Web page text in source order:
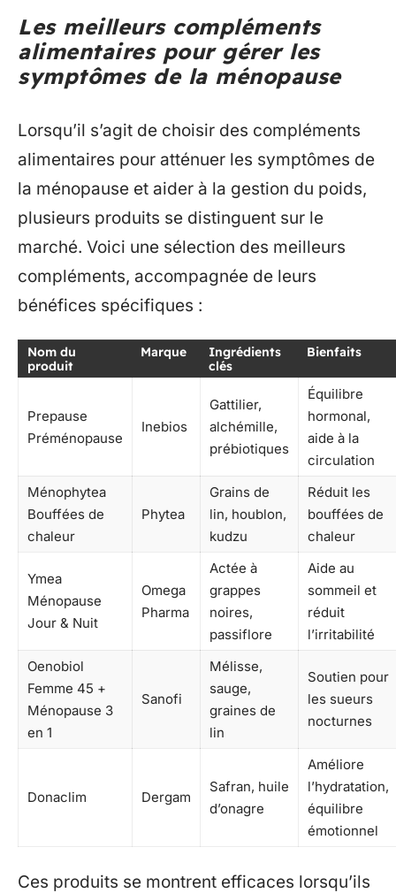
Les meilleurs compléments
alimentaires pour gérer les
symptômes de la ménopause
Lorsqu’il s’agit de choisir des compléments
alimentaires pour atténuer les symptômes de
la ménopause et aider à la gestion du poids,
plusieurs produits se distinguent sur le
marché. Voici une sélection des meilleurs
compléments, accompagnée de leurs
bénéfices spécifiques :
Nom du
produit
Marque
Ingrédients
clés
Bienfaits
Prepause
Préménopause
Inebios
Gattilier,
alchémille,
prébiotiques
Équilibre
hormonal,
aide à la
circulation
Ménophytea
Bouffées de
chaleur
Phytea
Grains de
lin, houblon,
kudzu
Réduit les
bouffées de
chaleur
Ymea
Ménopause
Jour & Nuit
Omega
Pharma
Actée à
grappes
noires,
passiflore
Aide au
sommeil et
réduit
l’irritabilité
Oenobiol
Femme 45 +
Ménopause 3
en 1
Sanofi
Mélisse,
sauge,
graines de
lin
Soutien pour
les sueurs
nocturnes
Donaclim Dergam
Safran, huile
d’onagre
Améliore
l’hydratation,
équilibre
émotionnel
Ces produits se montrent efficaces lorsqu’ils